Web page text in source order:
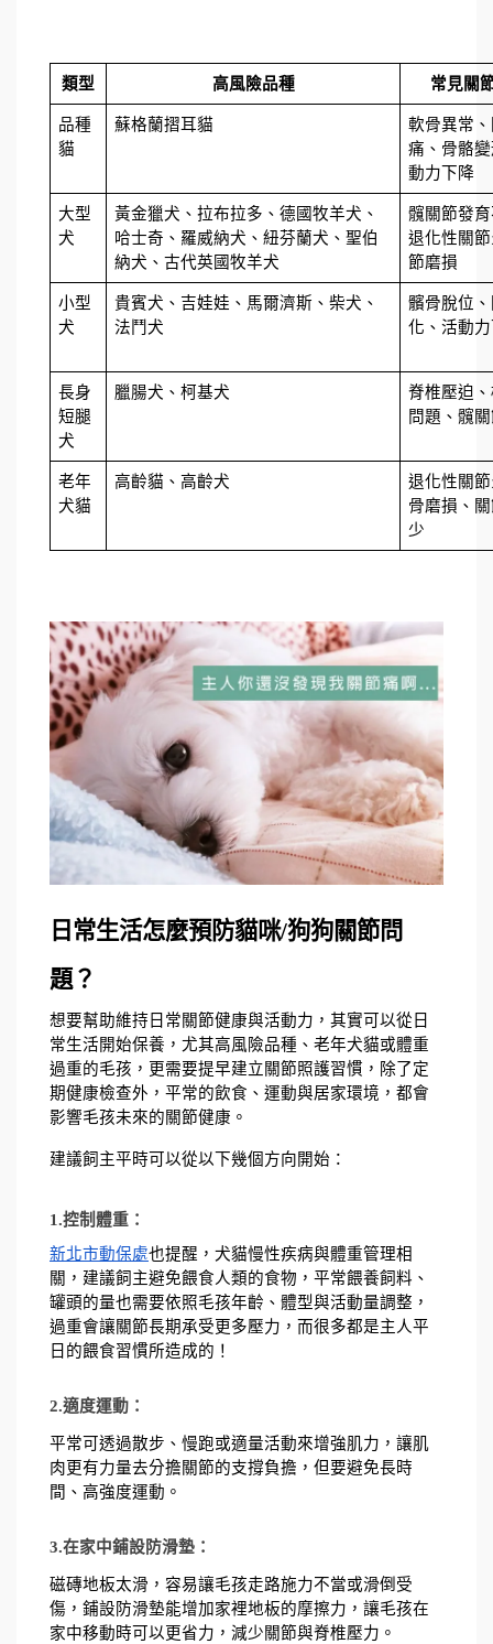
類型 高風險品種 常見關
品種
貓
蘇格蘭摺耳貓
軟骨異常
痛、骨骼
動力下降
大型
犬
黃金獵犬、拉布拉多、德國牧羊犬、
哈士奇、羅威納犬、紐芬蘭犬、聖伯
納犬、古代英國牧羊犬
髖關節發
退化性關
節磨損
小型
犬
貴賓犬、吉娃娃、馬爾濟斯、柴犬、
法鬥犬
髕骨脫位
化、活動
長身
短腿
犬
臘腸犬、柯基犬
脊椎壓迫
問題、髖
老年
犬貓
高齡貓、高齡犬
退化性關
骨磨損、
少
日常生活怎麼預防貓咪/狗狗關節問
題？
想要幫助維持日常關節健康與活動力，其實可以從日
常生活開始保養，尤其高風險品種、老年犬貓或體重
過重的毛孩，更需要提早建立關節照護習慣，除了定
期健康檢查外，平常的飲食、運動與居家環境，都會
影響毛孩未來的關節健康。
建議飼主平時可以從以下幾個方向開始：
1.控制體重：
新北市動保處也提醒，犬貓慢性疾病與體重管理相
關，建議飼主避免餵食人類的食物，平常餵養飼料、
罐頭的量也需要依照毛孩年齡、體型與活動量調整，
過重會讓關節長期承受更多壓力，而很多都是主人平
日的餵食習慣所造成的！
2.適度運動：
平常可透過散步、慢跑或適量活動來增強肌力，讓肌
肉更有力量去分擔關節的支撐負擔，但要避免長時
間、高強度運動。
3.在家中鋪設防滑墊：
磁磚地板太滑，容易讓毛孩走路施力不當或滑倒受
傷，鋪設防滑墊能增加家裡地板的摩擦力，讓毛孩在
家中移動時可以更省力，減少關節與脊椎壓力。